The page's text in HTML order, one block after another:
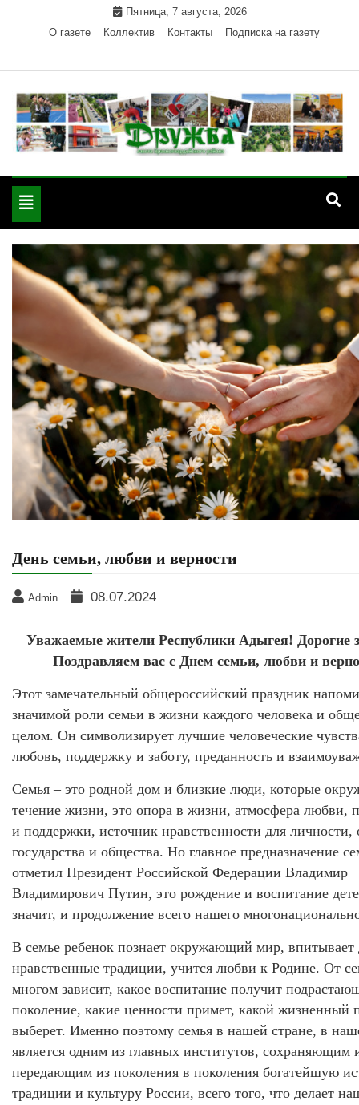
Пятница, 7 августа, 2026
О газете
Коллектив Контакты Подписка на газету
"Дружба" — газета
района РА
Красногвардейского района Республики Адыгея
Toggle
navigation
День семьи, любви и верности
Admin 08.07.2024
Уважаемые жители Республики Адыгея! Дорогие
Поздравляем вас с Днем семьи, любви и
Этот замечательный общероссийский праздник
значимой роли семьи в жизни каждого человека и
целом. Он символизирует лучшие человеческие
любовь, поддержку и заботу, преданность и
Семья – это родной дом и близкие люди, которые
течение жизни, это опора в жизни, атмосфера любви,
и поддержки, источник нравственности для личности,
государства и общества. Но главное предназначение
отметил Президент Российской Федерации Владимир
Владимирович Путин, это рождение и воспитание
значит, и продолжение всего нашего
В семье ребенок познает окружающий мир, впитывает
нравственные традиции, учится любви к Родине. От
многом зависит, какое воспитание получит
поколение, какие ценности примет, какой жизненный
выберет. Именно поэтому семья в нашей стране, в
является одним из главных институтов, сохраняющим
передающим из поколения в поколения богатейшую
традиции и культуру России, всего того, что делает